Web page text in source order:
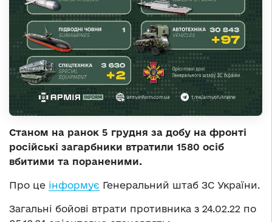
Станом на ранок 5 грудня за добу на фронті
російські загарбники втратили 1580 осіб
вбитими та пораненими.
Про це інформує Генеральний штаб ЗС України.
Загальні бойові втрати противника з 24.02.22 по